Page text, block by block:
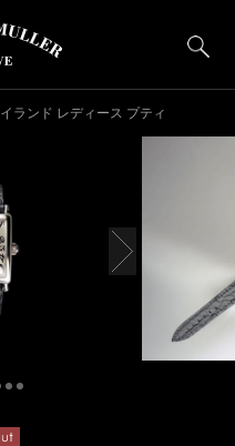
ランド レディース プティ